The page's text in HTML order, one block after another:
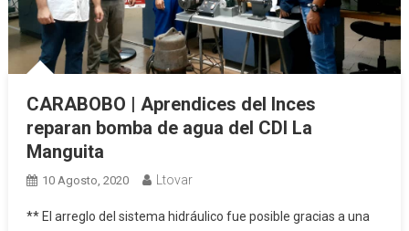
CARABOBO | Aprendices del Inces
reparan bomba de agua del CDI La
Manguita
10 Agosto, 2020 Ltovar
** El arreglo del sistema hidráulico fue posible gracias a una